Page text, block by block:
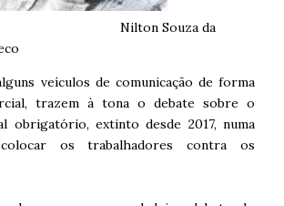
Souza da
veículos de comunicação de forma
trazem à tona o debate sobre o
obrigatório, extinto desde 2017, numa
os trabalhadores contra os